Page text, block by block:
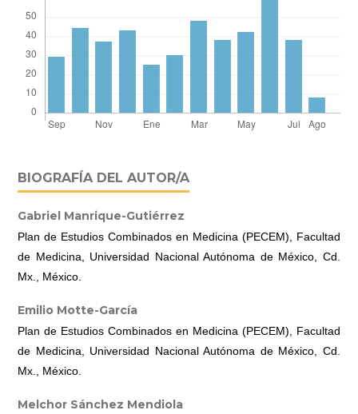
BIOGRAFÍA DEL AUTOR/A
Gabriel Manrique-Gutiérrez
Plan de Estudios Combinados en Medicina (PECEM), Facultad
de Medicina, Universidad Nacional Autónoma de México, Cd.
Mx., México.
Emilio Motte-García
Plan de Estudios Combinados en Medicina (PECEM), Facultad
de Medicina, Universidad Nacional Autónoma de México, Cd.
Mx., México.
Melchor Sánchez Mendiola